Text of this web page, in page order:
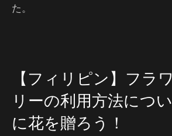
た。
【フィリピン】フラ
リーの利用方法につ
に花を贈ろう！